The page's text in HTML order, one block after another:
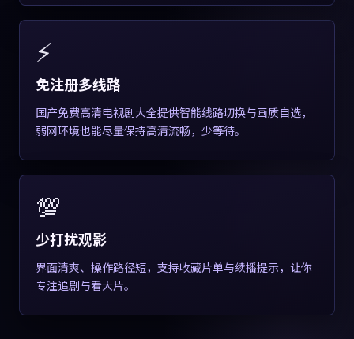
⚡
免注册多线路
国产免费高清电视剧大全提供智能线路切换与画质自选，
弱网环境也能尽量保持高清流畅，少等待。
💯
少打扰观影
界面清爽、操作路径短，支持收藏片单与续播提示，让你
专注追剧与看大片。